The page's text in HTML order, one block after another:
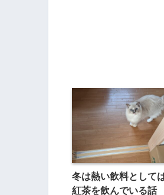
冬は熱い飲料として
紅茶を飲んでいる話